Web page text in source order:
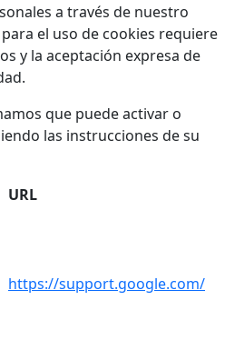
a través de nuestro
el uso de cookies requiere
y la aceptación expresa de
que puede activar o
las instrucciones de su
URL
https://support.google.com/